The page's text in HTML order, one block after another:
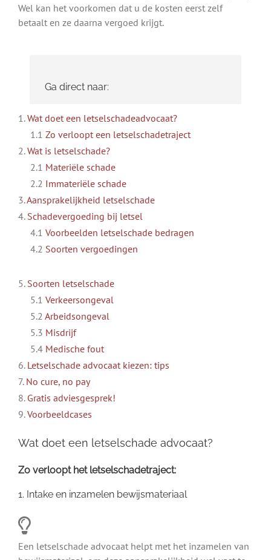
Wel kan het voorkomen dat u de kosten eerst zelf
betaalt en ze daarna vergoed krijgt.
Ga direct naar:
1.Wat doet een letselschadeadvocaat?
1.1 Zo verloopt een letselschadetraject
2.Wat is letselschade?
2.1 Materiële schade
2.2 Immateriële schade
3.Aansprakelijkheid letselschade
4. Schadevergoeding bij letsel
4.1 Voorbeelden letselschade bedragen
4.2 Soorten vergoedingen
5. Soorten letselschade
5.1 Verkeersongeval
5.2 Arbeidsongeval
5.3 Misdrijf
5.4 Medische fout
6. Letselschade advocaat kiezen: tips
7. No cure, no pay
8. Gratis adviesgesprek!
9.Voorbeeldcases
Wat doet een letselschade advocaat?
Zo verloopt het letselschadetraject:
1. Intake en inzamelen bewijsmateriaal
Een letselschade advocaat helpt met het inzamelen van